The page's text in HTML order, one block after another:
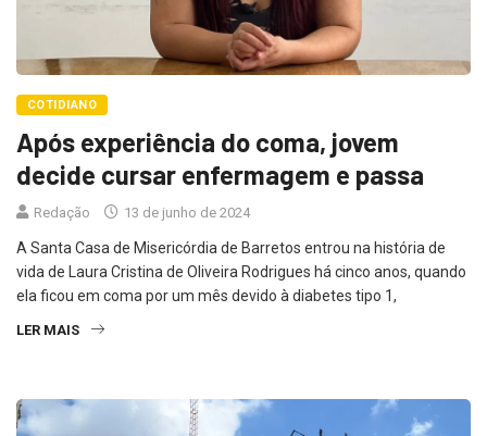
COTIDIANO
Após experiência do coma, jovem
decide cursar enfermagem e passa
Redação 13 de junho de 2024
A Santa Casa de Misericórdia de Barretos entrou na história de
vida de Laura Cristina de Oliveira Rodrigues há cinco anos, quando
ela ficou em coma por um mês devido à diabetes tipo 1,
LER MAIS